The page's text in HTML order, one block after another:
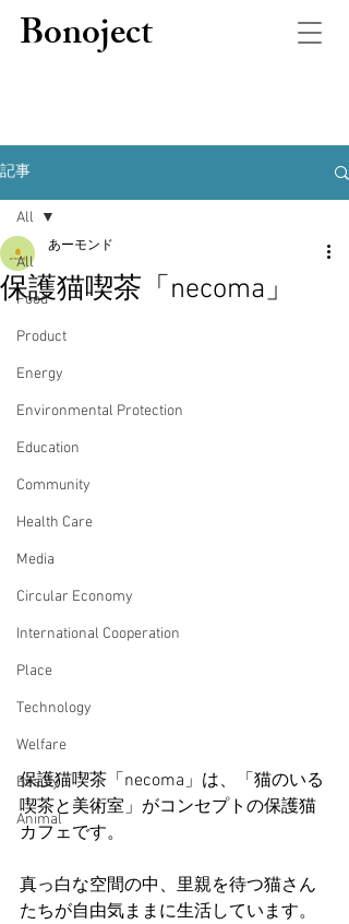
Bonoject
記事
All
Food
Product
Energy
Environmental Protection
Education
Community
Health Care
Media
Circular Economy
International Cooperation
Place
Technology
Welfare
Beauty
Animal
All
保護猫喫茶「necoma」
あーモンド
保護猫喫茶「necoma」は、「猫のいる
喫茶と美術室」がコンセプトの保護猫
カフェです。
真っ白な空間の中、里親を待つ猫さん
たちが自由気ままに生活しています。